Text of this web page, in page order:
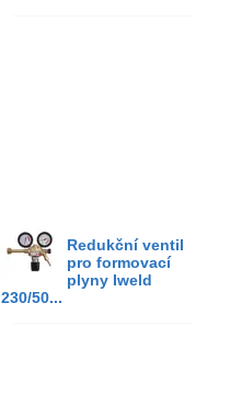
Redukční ventil
pro formovací
plyny Iweld
230/50...